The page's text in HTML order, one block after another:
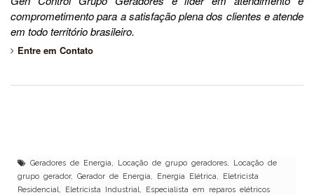
comprometimento para a satisfação plena dos clientes e atende
em todo território brasileiro.
Entre em Contato
Geradores de Energia, Locação de grupo geradores, Locação de
grupo gerador, Gerador de Energia, Energia Elétrica, Eletricista
Residencial, Eletricista Industrial, Especialista em reparos elétricos